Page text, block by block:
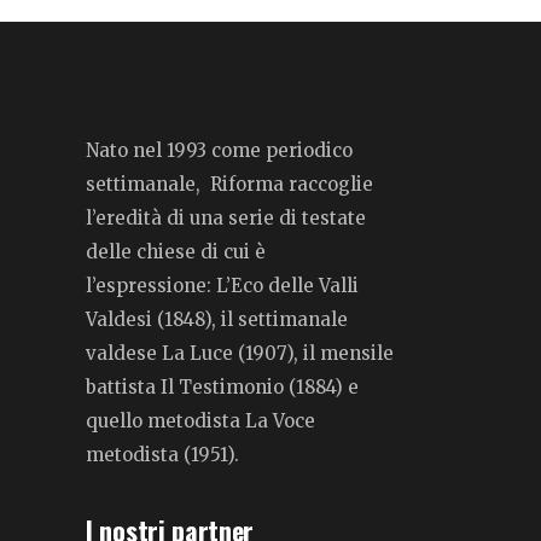
Nato nel 1993 come periodico
settimanale, Riforma raccoglie
l’eredità di una serie di testate
delle chiese di cui è
l’espressione: L’Eco delle Valli
Valdesi (1848), il settimanale
valdese La Luce (1907), il mensile
battista Il Testimonio (1884) e
quello metodista La Voce
metodista (1951).
I nostri partner